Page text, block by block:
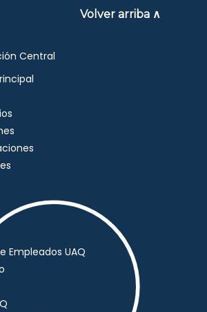
Volver arriba ∧
Central
Empleados UAQ